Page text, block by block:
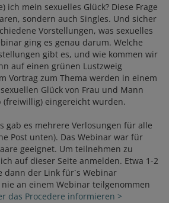
ich mein sexuelles Glück? Diese Frage
sondern auch Singles. Und sicher
Vorstellungen, was sexuelles
ging es genau darum. Welche
gibt es, und wie kommen wir
auf einen grünen Lustzweig
Vortrag zum Thema werden in einem
Glück von Frau und Mann
(freiwillig) eingereicht wurden.
gab es mehrere Verlosungen für alle
Post unten). Das Webinar war für
geeignet. Um teilnehmen zu
auf dieser Seite anmelden. Etwa 1-2
dann der Link für´s Webinar
an einem Webinar teilgenommen
das Procedere informieren >